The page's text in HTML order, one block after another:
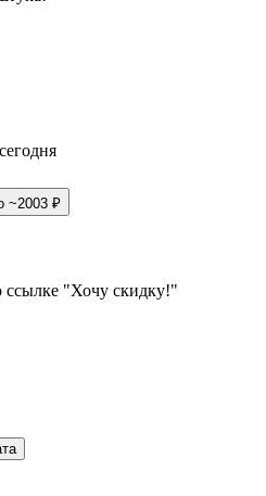
~2003 ₽
"Хочу скидку!"